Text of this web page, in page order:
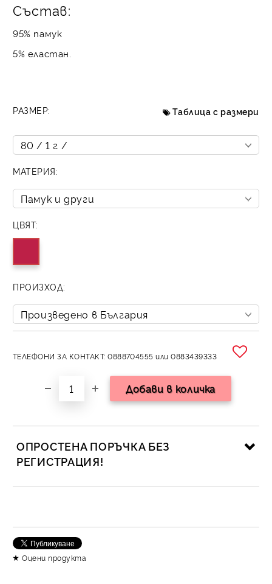
Състав:
95% памук
5% еластан.
РАЗМЕР: Таблица с размери
МАТЕРИЯ:
ЦВЯТ:
ПРОИЗХОД:
ТЕЛЕФОНИ ЗА КОНТАКТ: 0888704555 или 0883439333
ОПРОСТЕНА ПОРЪЧКА БЕЗ
РЕГИСТРАЦИЯ!
Съгласен съм с
Оцени продукта